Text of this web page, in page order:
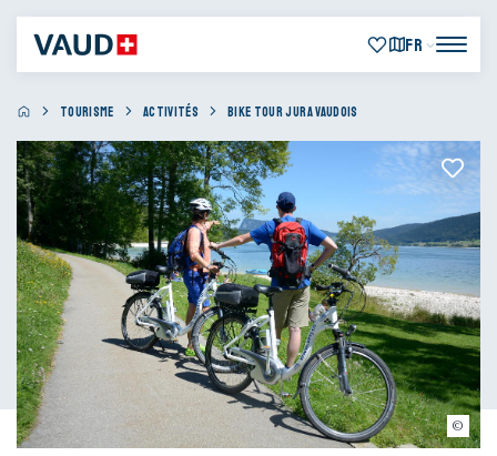
FR
TOURISME ACTIVITÉS BIKE TOUR JURA VAUDOIS
Claude Jaccard